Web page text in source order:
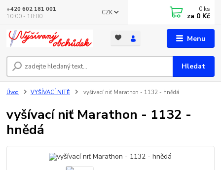
Menu
CZK
Hledat
+420 602 181 001
10:00 - 18:00
0 ks
za 0 Kč
Úvod VYŠÍVACÍ NITĚ vyšívací niť Marathon - 1132 - hnědá
vyšívací niť Marathon - 1132 -
hnědá